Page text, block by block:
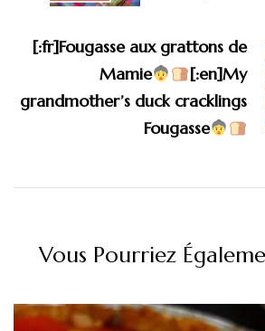
[:fr]Fougasse aux grattons de
Mamie
[:en]My
grandmother’s duck cracklings
Fougasse
Vous Pourriez